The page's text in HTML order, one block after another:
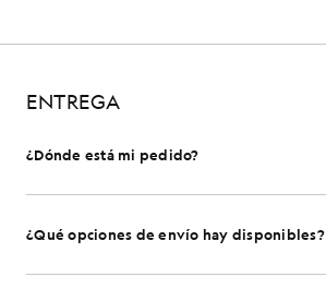
ENTREGA
¿Dónde está mi pedido?
¿Qué opciones de envío hay disponibles?